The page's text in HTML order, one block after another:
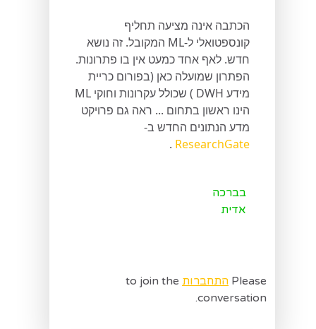
הכתבה אינה מציעה תחליף
קונספטואלי ל-ML המקובל. זה נושא
חדש. לאף אחד כמעט אין בו פתרונות.
הפתרון שמועלה כאן (בפורום כריית
מידע DWH ) שכולל עקרונות וחוקי ML
הינו ראשון בתחום ... ראה גם פרויקט
מדע הנתונים החדש ב-
ResearchGate
.
בברכה
אדית
Please התחברות to join the
conversation.